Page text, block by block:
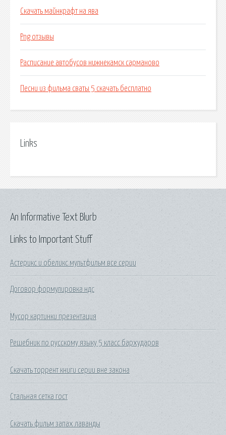
Скачать майнкрафт на ява
Png отзывы
Расписание автобусов нижнекамск сарманово
Песни из фильма сваты 5 скачать бесплатно
Links
Links to Important Stuff
Астерикс и обеликс мультфильм все серии
Договор формулировка ндс
Мусор картинки презентация
Решебник по русскому языку 5 класс бархударов
Скачать торрент книги серии вне закона
Стальная сетка гост
Скачать фильм запах лаванды
An Informative Text Blurb